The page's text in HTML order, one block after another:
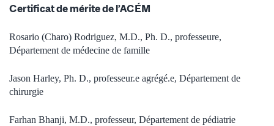
Certificat de mérite de l’ACÉM
Rosario (Charo) Rodriguez, M.D., Ph. D., professeure,
Département de médecine de famille
Jason Harley, Ph. D., professeur.e agrégé.e, Département de
chirurgie
Farhan Bhanji, M.D., professeur, Département de pédiatrie